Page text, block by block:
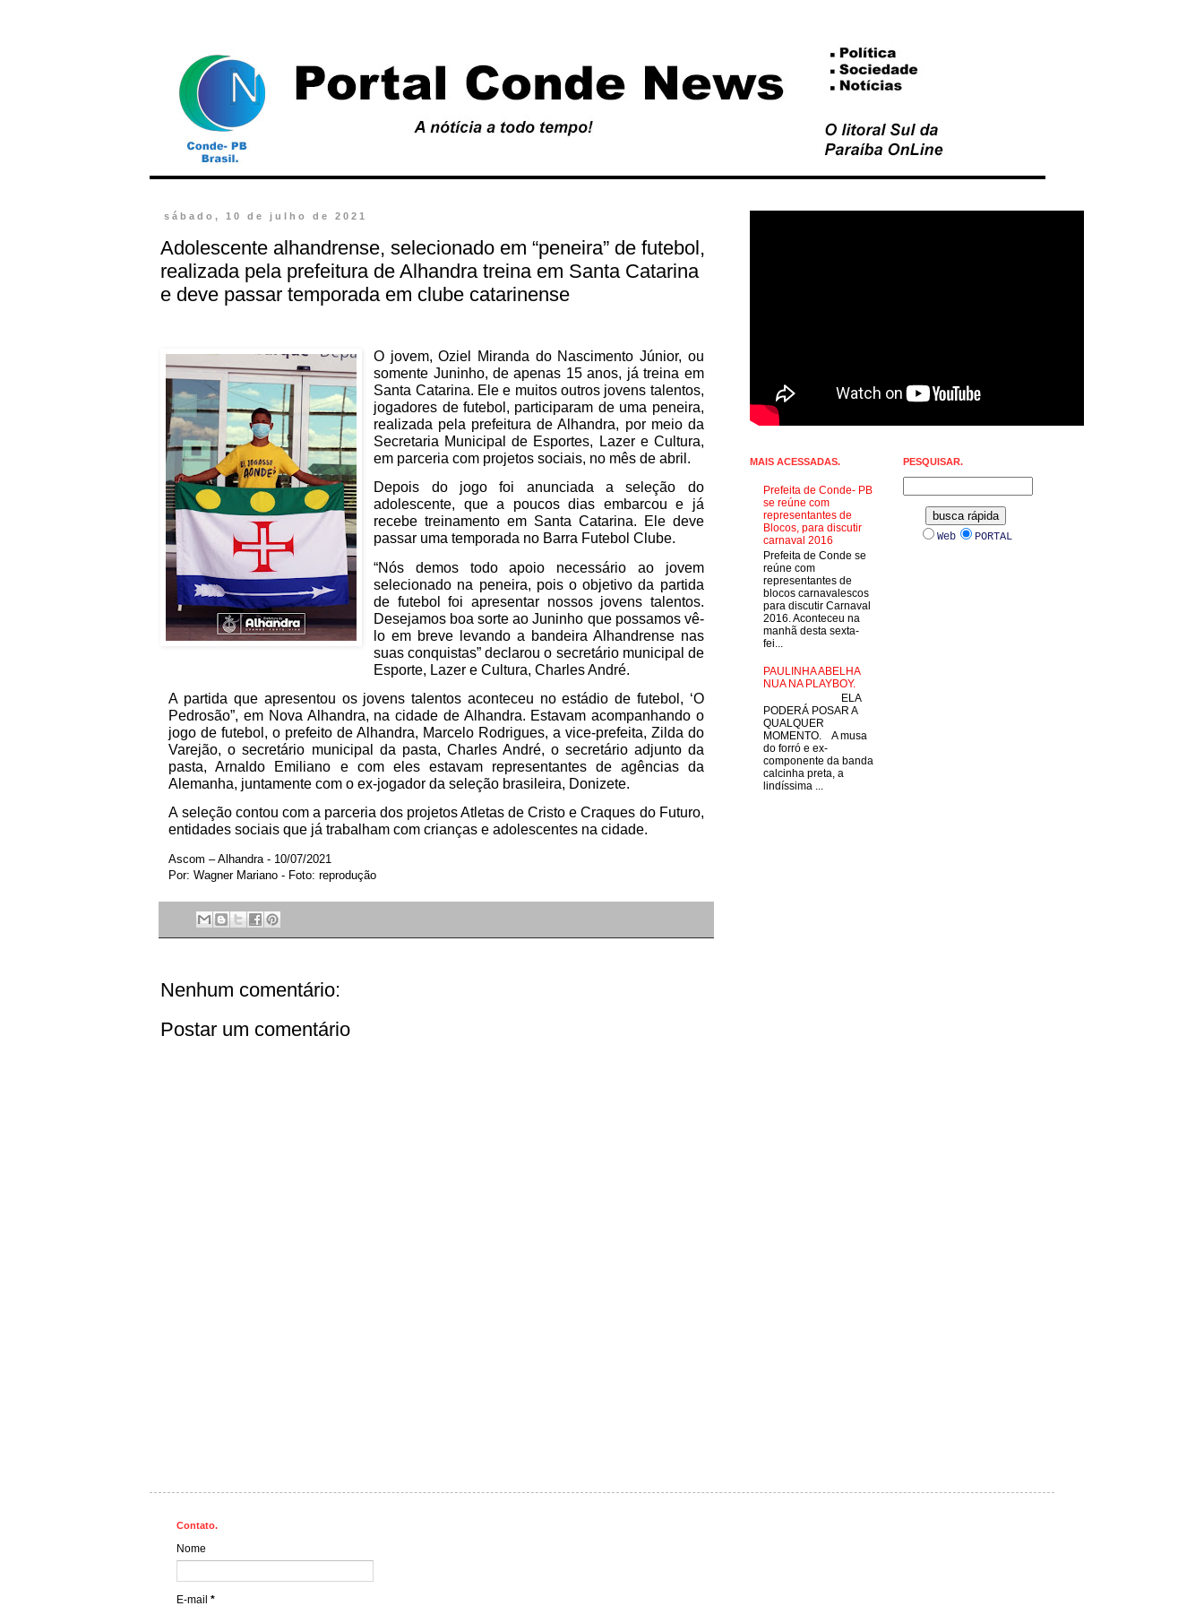
sábado, 10 de julho de 2021
Adolescente alhandrense, selecionado em “peneira” de futebol,
realizada pela prefeitura de Alhandra treina em Santa Catarina
e deve passar temporada em clube catarinense
O jovem, Oziel Miranda do Nascimento Júnior, ou
somente Juninho, de apenas 15 anos, já treina em
Santa Catarina. Ele e muitos outros jovens talentos,
jogadores de futebol, participaram de uma peneira,
realizada pela prefeitura de Alhandra, por meio da
Secretaria Municipal de Esportes, Lazer e Cultura,
em parceria com projetos sociais, no mês de abril.
Depois do jogo foi anunciada a seleção do
adolescente, que a poucos dias embarcou e já
recebe treinamento em Santa Catarina. Ele deve
passar uma temporada no Barra Futebol Clube.
“Nós demos todo apoio necessário ao jovem
selecionado na peneira, pois o objetivo da partida
de futebol foi apresentar nossos jovens talentos.
Desejamos boa sorte ao Juninho que possamos vê-
lo em breve levando a bandeira Alhandrense nas
suas conquistas” declarou o secretário municipal de
Esporte, Lazer e Cultura, Charles André.
A partida que apresentou os jovens talentos aconteceu no estádio de futebol, ‘O
Pedrosão”, em Nova Alhandra, na cidade de Alhandra. Estavam acompanhando o
jogo de futebol, o prefeito de Alhandra, Marcelo Rodrigues, a vice-prefeita, Zilda do
Varejão, o secretário municipal da pasta, Charles André, o secretário adjunto da
pasta, Arnaldo Emiliano e com eles estavam representantes de agências da
Alemanha, juntamente com o ex-jogador da seleção brasileira, Donizete.
A seleção contou com a parceria dos projetos Atletas de Cristo e Craques do Futuro,
entidades sociais que já trabalham com crianças e adolescentes na cidade.
Ascom – Alhandra - 10/07/2021
Por: Wagner Mariano - Foto: reprodução
Nenhum comentário:
Postar um comentário
MAIS ACESSADAS.
Prefeita de Conde- PB
se reúne com
representantes de
Blocos, para discutir
carnaval 2016
Prefeita de Conde se
reúne com
representantes de
blocos carnavalescos
para discutir Carnaval
2016. Aconteceu na
manhã desta sexta-
fei...
PAULINHA ABELHA
NUA NA PLAYBOY.
ELA
PODERÁ POSAR A
QUALQUER
MOMENTO. A musa
do forró e ex-
componente da banda
calcinha preta, a
lindíssima ...
PESQUISAR.
Web PORTAL
Contato.
Nome
E-mail *